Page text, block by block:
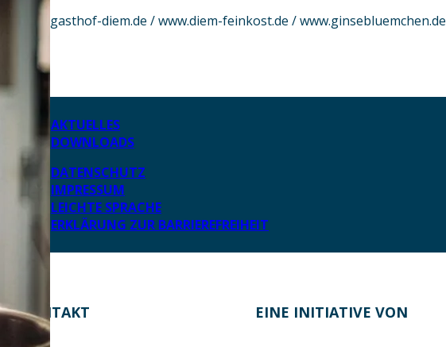
www.gasthof-diem.de / www.diem-feinkost.de / www.ginsebluemchen.de
AKTUELLES
DOWNLOADS
DATENSCHUTZ
IMPRESSUM
LEICHTE SPRACHE
ERKLÄRUNG ZUR BARRIEREFREIHEIT
KONTAKT EINE INITIATIVE VON